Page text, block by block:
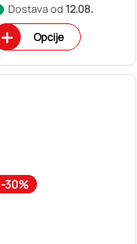
Dostava od 12.08.
Opcije
-30%